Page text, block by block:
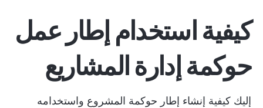
كيفية استخدام إطار عمل
حوكمة إدارة المشاريع
إليك كيفية إنشاء إطار حوكمة المشروع واستخدامه